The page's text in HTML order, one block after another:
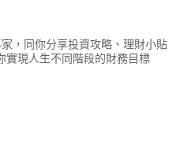
，同你分享投資攻略、理財小貼
實現人生不同階段的財務目標